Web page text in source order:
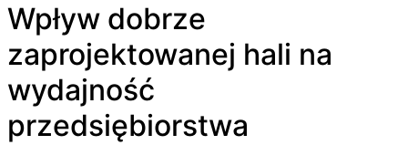
Wpływ dobrze
zaprojektowanej hali na
wydajność
przedsiębiorstwa